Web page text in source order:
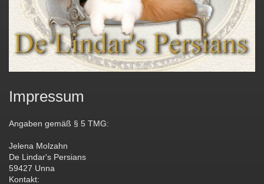
Impressum
Angaben gemäß § 5 TMG:
Jelena Molzahn
De Lindar's Persians
59427 Unna
Kontakt: